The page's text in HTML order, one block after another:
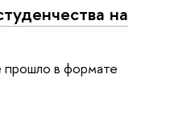
на
прошло в формате